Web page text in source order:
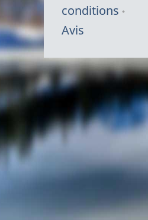
conditions
Avis